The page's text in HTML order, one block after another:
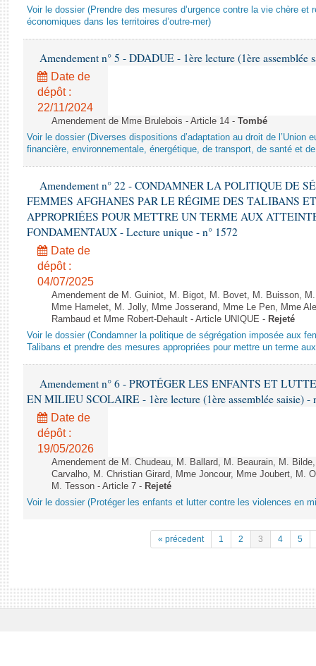
Voir le dossier (Prendre des mesures d’urgence contre la vie chère et
économiques dans les territoires d’outre-mer)
Amendement n° 5 - DDADUE - 1ère lecture (1ère assemblée
Date de
dépôt :
22/11/2024
Amendement de Mme Brulebois - Article 14 - Tombé
Voir le dossier (Diverses dispositions d’adaptation au droit de l’Union
financière, environnementale, énergétique, de transport, de santé et
Amendement n° 22 - CONDAMNER LA POLITIQUE DE
FEMMES AFGHANES PAR LE RÉGIME DES TALIBANS
APPROPRIÉES POUR METTRE UN TERME AUX
FONDAMENTAUX - Lecture unique - n° 1572
Date de
dépôt :
04/07/2025
Amendement de M. Guiniot, M. Bigot, M. Bovet, M. Buisson,
Mme Hamelet, M. Jolly, Mme Josserand, Mme Le Pen, Mme
Rambaud et Mme Robert-Dehault - Article UNIQUE - Rejeté
Voir le dossier (Condamner la politique de ségrégation imposée aux
Talibans et prendre des mesures appropriées pour mettre un terme
Amendement n° 6 - PROTÉGER LES ENFANTS ET
EN MILIEU SCOLAIRE - 1ère lecture (1ère assemblée saisie) -
Date de
dépôt :
19/05/2026
Amendement de M. Chudeau, M. Ballard, M. Beaurain, M.
Carvalho, M. Christian Girard, Mme Joncour, Mme Joubert, M.
M. Tesson - Article 7 - Rejeté
Voir le dossier (Protéger les enfants et lutter contre les violences en
« précedent 1 2 3 4 5